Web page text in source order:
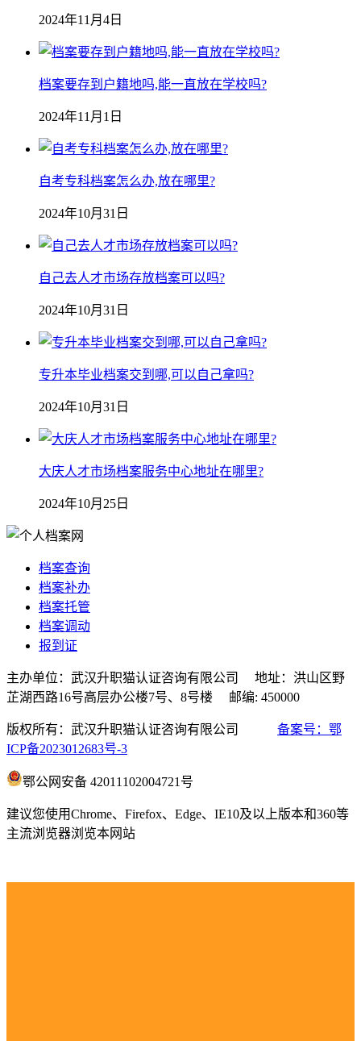
2024年11月4日
档案要存到户籍地吗,能一直放在学校吗?
2024年11月1日
自考专科档案怎么办,放在哪里?
2024年10月31日
自己去人才市场存放档案可以吗?
2024年10月31日
专升本毕业档案交到哪,可以自己拿吗?
2024年10月31日
大庆人才市场档案服务中心地址在哪里?
2024年10月25日
档案查询
档案补办
档案托管
档案调动
报到证
主办单位：武汉升职猫认证咨询有限公司 地址：洪山区野
芷湖西路16号高层办公楼7号、8号楼 邮编: 450000
版权所有：武汉升职猫认证咨询有限公司 备案号：鄂
ICP备2023012683号-3
鄂公网安备 42011102004721号
建议您使用Chrome、Firefox、Edge、IE10及以上版本和360等
主流浏览器浏览本网站